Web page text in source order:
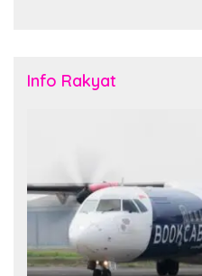
Info Rakyat